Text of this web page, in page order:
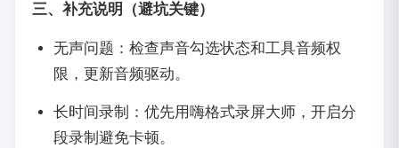
三、补充说明（避坑关键）
无声问题：检查声音勾选状态和工具音频权
限，更新音频驱动。
长时间录制：优先用嗨格式录屏大师，开启分
段录制避免卡顿。